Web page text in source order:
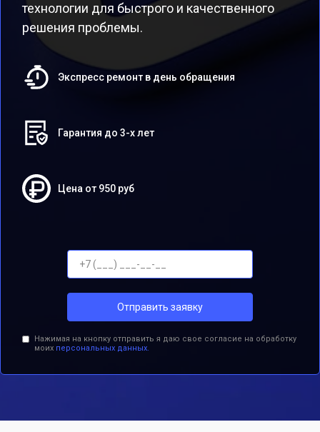
технологии для быстрого и качественного
решения проблемы.
Экспресс ремонт в день обращения
Гарантия до 3-х лет
Цена от 950 руб
Отправить заявку
Нажимая на кнопку отправить я даю свое согласие на обработку
моих персональных данных.